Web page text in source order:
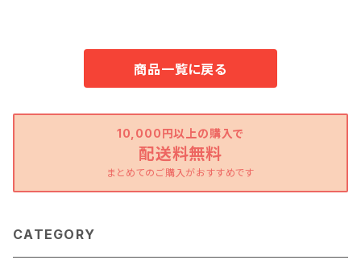
商品一覧に戻る
10,000円以上の購入で
配送料無料
まとめてのご購入がおすすめです
CATEGORY